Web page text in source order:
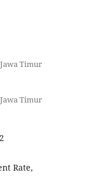
Timur
Timur
Rate,